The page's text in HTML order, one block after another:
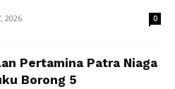
2026 0
Pertamina Patra Niaga
Borong 5